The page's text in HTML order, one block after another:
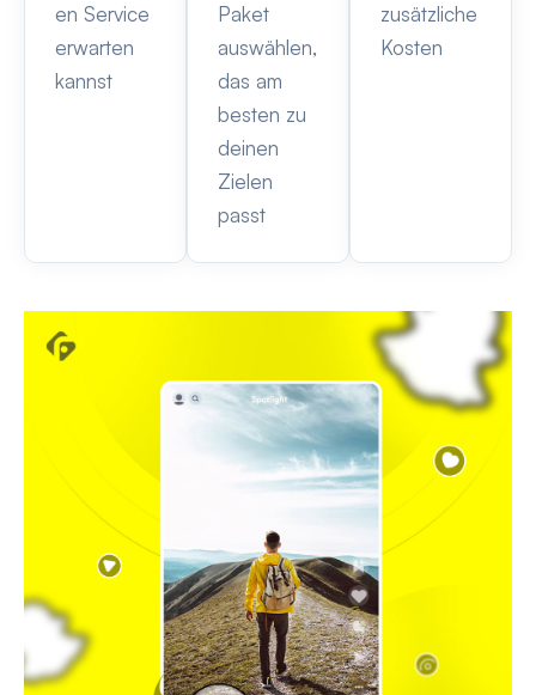
en Service
erwarten
kannst
Paket
auswählen,
das am
besten zu
deinen
Zielen
passt
zusätzliche
Kosten